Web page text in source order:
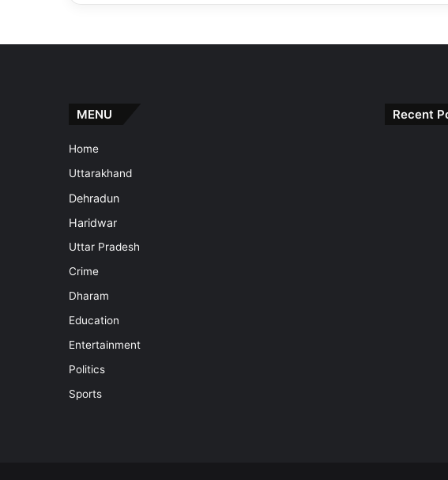
MENU
Home
Uttarakhand
Dehradun
Haridwar
Uttar Pradesh
Crime
Dharam
Education
Entertainment
Politics
Sports
Recent